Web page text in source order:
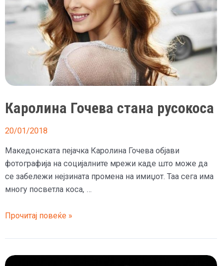
Каролина Гочева стана русокоса
20/01/2018
Македонската пејачка Каролина Гочева објави
фотографија на социјалните мрежи каде што може да
се забележи нејзината промена на имиџот. Таа сега има
многу посветла коса, …
Каролина
стана
русокоса
Прочитај повеќе »